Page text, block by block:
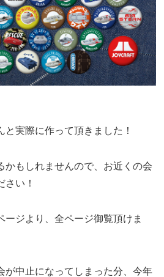
と実際に作って頂きました！
かもしれませんので、お近くの会
さい！
ージより、全ページ御覧頂けま
が中止になってしまった分、今年